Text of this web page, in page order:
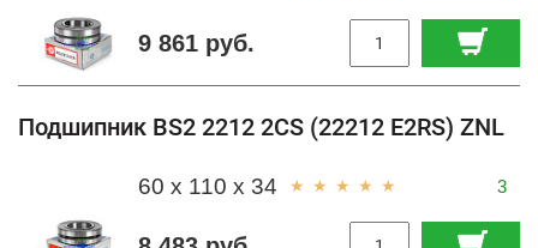
9 861 руб.
Подшипник BS2 2212 2CS (22212 E2RS) ZNL
3
60 x 110 x 34